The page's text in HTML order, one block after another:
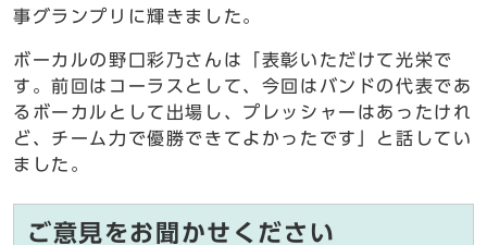
事グランプリに輝きました。
ボーカルの野口彩乃さんは「表彰いただけて光栄で
す。前回はコーラスとして、今回はバンドの代表であ
るボーカルとして出場し、プレッシャーはあったけれ
ど、チーム力で優勝できてよかったです」と話してい
ました。
ご意見をお聞かせください